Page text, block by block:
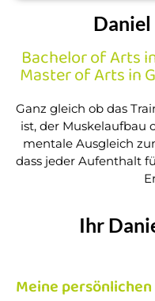
Bachelor of Arts
Master of Arts in
Ganz gleich ob das
ist, der Muskelaufbau
mentale Ausgleich
dass jeder Aufenthalt
Ihr
Meine